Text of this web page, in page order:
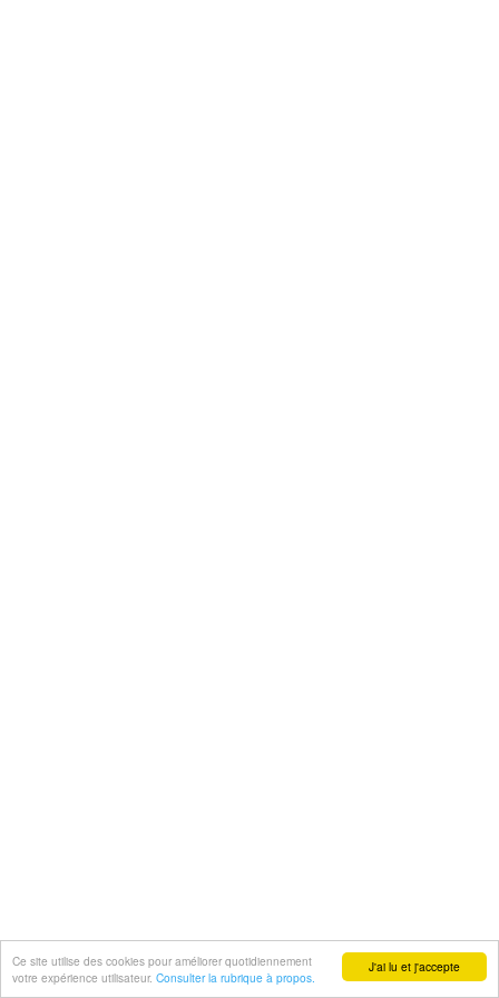
J'ai lu et j'accepte
Ce site utilise des cookies pour améliorer quotidiennement
votre expérience utilisateur. Consulter la rubrique à propos.